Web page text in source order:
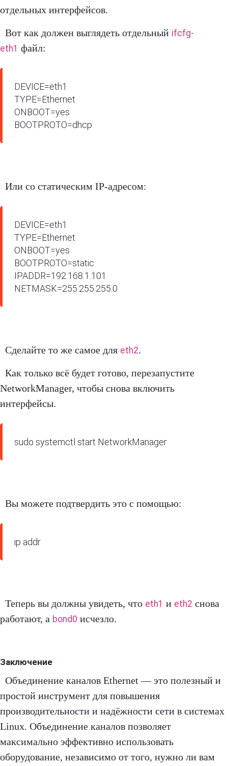
отдельных интерфейсов.
Вот как должен выглядеть отдельный ifcfg-
eth1 файл:
DEVICE=eth1
TYPE=Ethernet
ONBOOT=yes
BOOTPROTO=dhcp
Или со статическим IP-адресом:
DEVICE=eth1
TYPE=Ethernet
ONBOOT=yes
BOOTPROTO=static
IPADDR=192.168.1.101
NETMASK=255.255.255.0
Сделайте то же самое для eth2.
Как только всё будет готово, перезапустите
NetworkManager, чтобы снова включить
интерфейсы.
sudo systemctl start NetworkManager
Вы можете подтвердить это с помощью:
Теперь вы должны увидеть, что eth1 и eth2 снова
работают, а bond0 исчезло.
Заключение
Объединение каналов Ethernet — это полезный и
простой инструмент для повышения
производительности и надёжности сети в системах
Linux. Объединение каналов позволяет
максимально эффективно использовать
оборудование, независимо от того, нужно ли вам